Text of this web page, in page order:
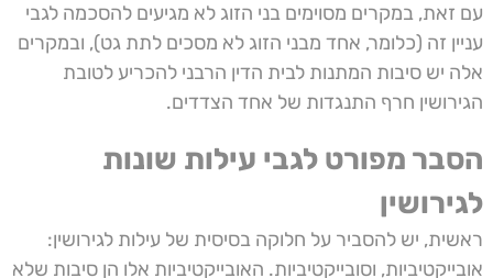
עם זאת, במקרים מסוימים בני הזוג לא מגיעים להסכמה לגבי
עניין זה (כלומר, אחד מבני הזוג לא מסכים לתת גט), ובמקרים
אלה יש סיבות המתנות לבית הדין הרבני להכריע לטובת
הגירושין חרף התנגדות של אחד הצדדים.
הסבר מפורט לגבי עילות שונות
לגירושין
ראשית, יש להסביר על חלוקה בסיסית של עילות לגירושין:
אובייקטיביות, וסובייקטיביות. האובייקטיביות אלו הן סיבות שלא